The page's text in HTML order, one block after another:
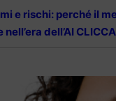
e rischi: perché il
dell’AI CLICCA